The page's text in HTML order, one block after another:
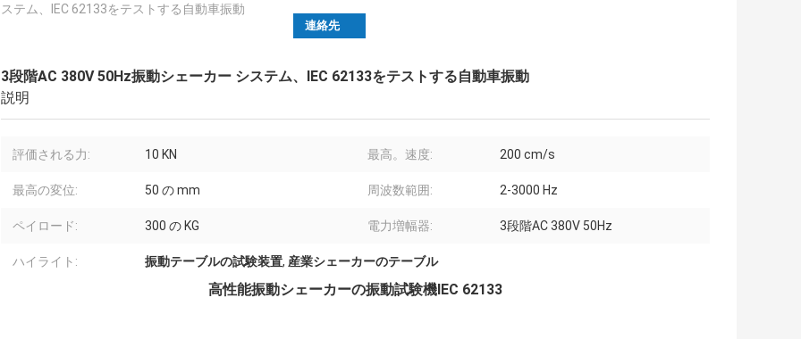
ステム、IEC 62133をテストする自動車振動
連絡先
3段階AC 380V 50Hz振動シェーカー システム、IEC 62133をテストする自動車振動
説明
評価される力: 10 KN 最高。速度: 200 cm/s
最高の変位: 50 の mm 周波数範囲: 2-3000 Hz
ペイロード: 300 の KG 電力増幅器: 3段階AC 380V 50Hz
ハイライト: 振動テーブルの試験装置, 産業シェーカーのテーブル
高性能振動シェーカーの振動試験機IEC 62133